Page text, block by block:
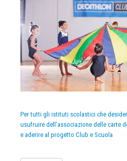
Per tutti gli istituti scolastici che
usufruire dell’associazione delle carte
e aderire al progetto Club e Scuola